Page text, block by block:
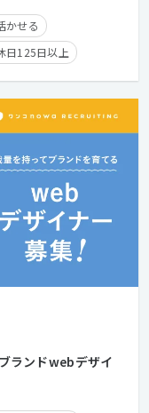
かせる
日125日以上
ル面談歓迎
ランドwebデザイ